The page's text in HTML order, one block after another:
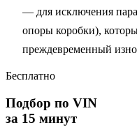
— для исключения
опоры коробки),
преждевременный
Бесплатно
Подбор по VIN
за 15 минут